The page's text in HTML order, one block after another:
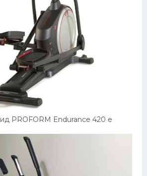
PROFORM Endurance 420 e